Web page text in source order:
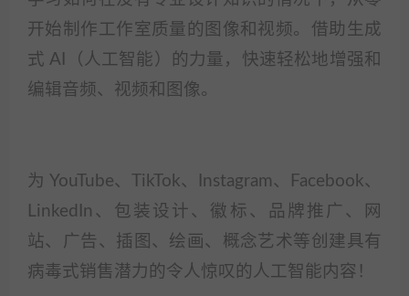
开始制作工作室质量的图像和视频。 借助生成
式 AI（人工智能）的力量，快速轻松地增强和
编辑音频、视频和图像。
为 YouTube、TikTok、Instagram、Facebook、
LinkedIn、包装设计、徽标、品牌推广、网
站、广告、插图、绘画、概念艺术等创建具有
病毒式销售潜力的令人惊叹的人工智能内容！